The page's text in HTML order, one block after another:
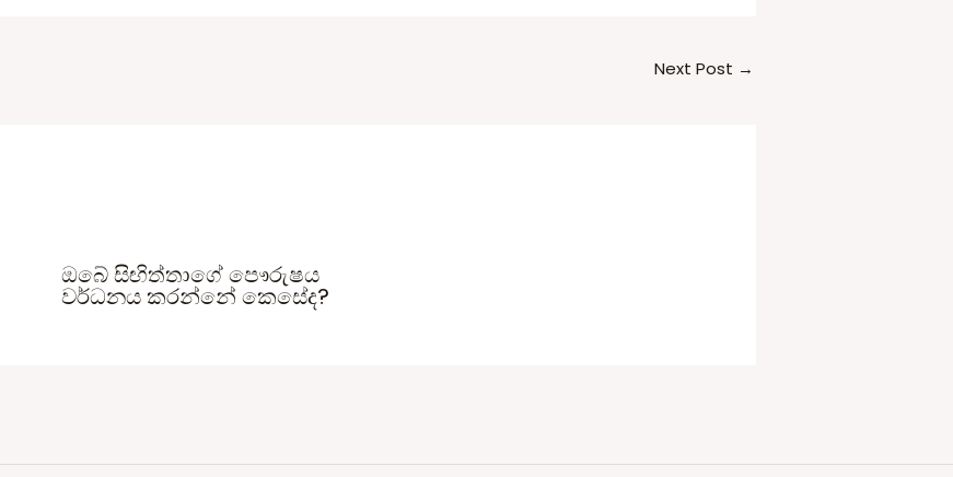
Next Post →
ඔබේ සිඟිත්තාගේ පෞරුෂය
වර්ධනය කරන්නේ කෙසේද?